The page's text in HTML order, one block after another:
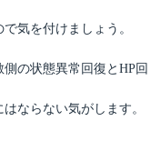
気を付けましょう。
の状態異常回復とHP回
ならない気がします。